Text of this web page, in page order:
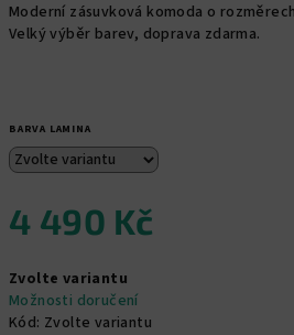
Moderní zásuvková komoda o
Velký výběr barev, doprava zdarma.
BARVA LAMINA
4 490 Kč
cena:
Zvolte variantu
Možnosti doručení
Kód: Zvolte variantu